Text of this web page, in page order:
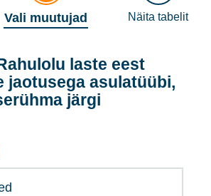
Vali muutujad Näita tabelit
laste eest
jaotusega asulatüübi,
järgi